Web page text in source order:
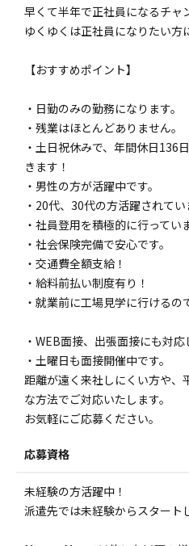
早くて半年で正社員になるチャ
ゆくゆくは正社員になりたい方
【おすすめポイント】
・日勤のみの勤務になります。
・残業はほとんどありません。
・土日祝休みで、年間休日136
きます！
・男性の方が活躍中です。
・20代、30代の方活躍されてい
・社員登用を積極的に行ってい
・社会保険完備で安心です。
・交通費全額支給！
・給料前払い制度有り！
・就業前に工場見学に行けるの
・WEB面接、出張面接にも対応
・土曜日も面接開催中です。
距離が遠く来社しにくい方や、
な方法でご対応いたします。
お気軽にご応募ください。
応募資格
未経験の方活躍中！
派遣先では未経験からスタート